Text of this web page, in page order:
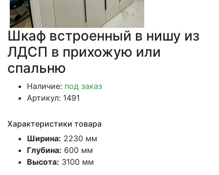
Шкаф встроенный в нишу из
ЛДСП в прихожую или
спальню
Наличие: под заказ
Артикул: 1491
Характеристики товара
Ширина: 2230 мм
Глубина: 600 мм
Высота: 3100 мм